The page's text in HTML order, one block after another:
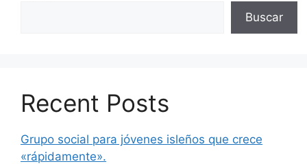
Buscar
Recent Posts
Grupo social para jóvenes isleños que crece
«rápidamente».